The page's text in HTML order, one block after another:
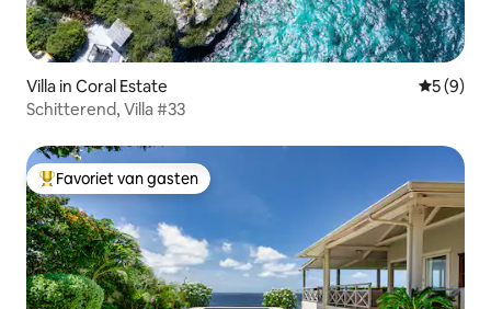
Villa in Coral Estate
5 (9)
Schitterend, Villa #33
Topfavoriet van gasten
Favoriet van gasten